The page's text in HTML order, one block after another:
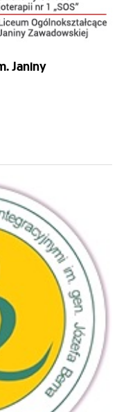
Janiny